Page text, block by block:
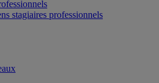
stagiaires professionnels